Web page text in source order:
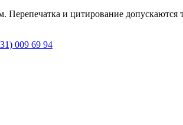
и цитирование
009 69 94